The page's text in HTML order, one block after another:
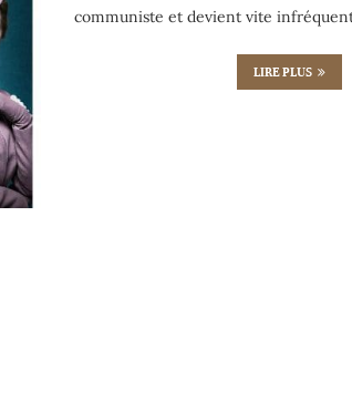
communiste et devient vite
LIRE PLUS